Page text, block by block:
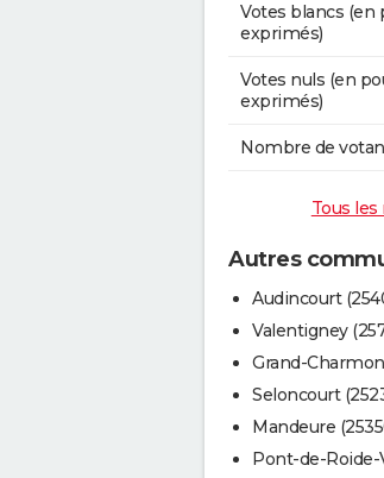
Votes blancs (en
exprimés)
Votes nuls (en
exprimés)
Nombre de
Tous
Autres
Audincourt
Valentigney
Grand-
Seloncourt
Mandeure
Pont-de-Roide-